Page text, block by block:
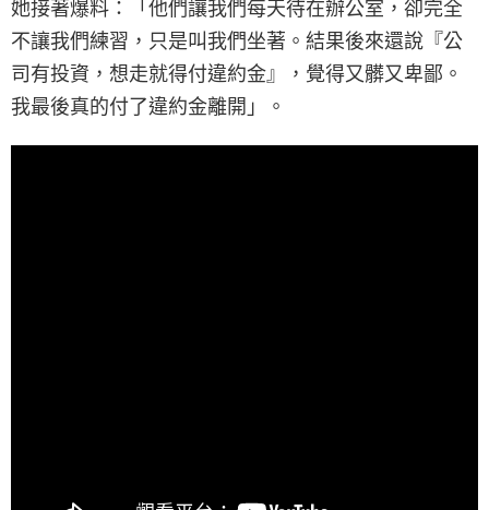
她接著爆料：「他們讓我們每天待在辦公室，卻完全
不讓我們練習，只是叫我們坐著。結果後來還說『公
司有投資，想走就得付違約金』，覺得又髒又卑鄙。
我最後真的付了違約金離開」。